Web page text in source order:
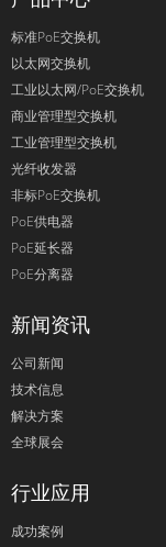
标准PoE交换机
以太网交换机
工业以太网/PoE交换机
商业管理型交换机
工业管理型交换机
光纤收发器
非标PoE交换机
PoE供电器
PoE延长器
PoE分离器
新闻资讯
公司新闻
技术信息
解决方案
全球展会
行业应用
成功案例